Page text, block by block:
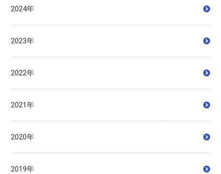
2024年
2023年
2022年
2021年
2020年
2019年